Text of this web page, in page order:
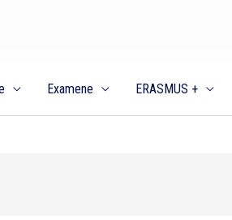
Examene ERASMUS +